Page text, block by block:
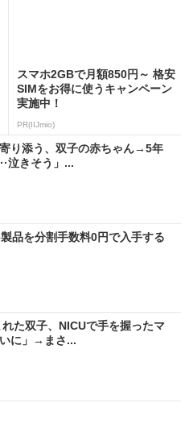
スマホ2GBで月額850円～ 格安
SIMをお得に使うキャンペーン
実施中！
PR(IIJmio)
り添う、双子の赤ちゃん→5年
泣きそう」...
品を分割手数料0円で入手する
た双子、NICUで手を握ったマ
に」→まさ...